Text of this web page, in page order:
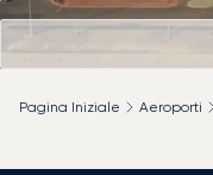
Pagina Iniziale Aeroporti